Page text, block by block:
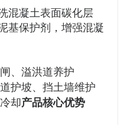
混凝土表面碳化层
基保护剂，增强混凝
、溢洪道养护
护坡、挡土墙维护
却产品核心优势